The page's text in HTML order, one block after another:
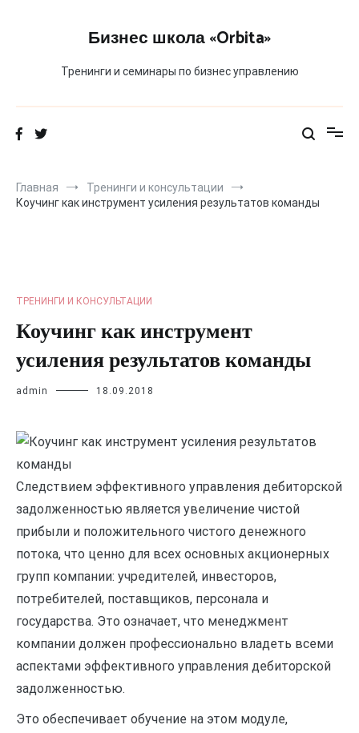
Бизнес школа «Orbita»
Тренинги и семинары по бизнес управлению
Главная
Тренинги и консультации
Коучинг как инструмент усиления результатов команды
ТРЕНИНГИ И КОНСУЛЬТАЦИИ
Коучинг как инструмент
усиления результатов команды
admin 18.09.2018
Следствием эффективного управления дебиторской
задолженностью является увеличение чистой
прибыли и положительного чистого денежного
потока, что ценно для всех основных акционерных
групп компании: учредителей, инвесторов,
потребителей, поставщиков, персонала и
государства. Это означает, что менеджмент
компании должен профессионально владеть всеми
аспектами эффективного управления дебиторской
задолженностью.
Это обеспечивает обучение на этом модуле,